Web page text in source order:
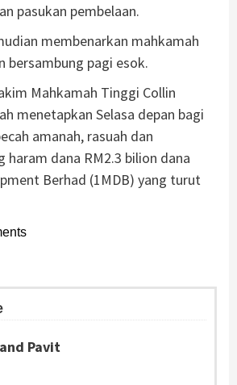
pasukan pembelaan.
membenarkan mahkamah
bersambung pagi esok.
Mahkamah Tinggi Collin
menetapkan Selasa depan bagi
amanah, rasuah dan
haram dana RM2.3 bilion dana
Berhad (1MDB) yang turut
Pavit